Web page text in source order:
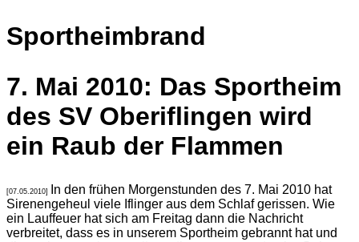
Sportheimbrand
7. Mai 2010: Das Sportheim
des SV Oberiflingen wird
ein Raub der Flammen
[07.05.2010]
In den frühen Morgenstunden des 7. Mai 2010 hat
Sirenengeheul viele Iflinger aus dem Schlaf gerissen. Wie
ein Lauffeuer hat sich am Freitag dann die Nachricht
verbreitet, dass es in unserem Sportheim gebrannt hat und